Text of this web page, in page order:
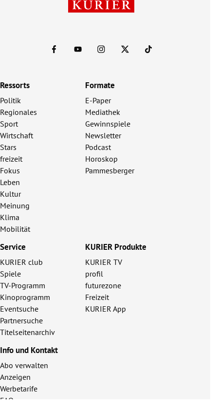
Ressorts
Politik
Regionales
Sport
Wirtschaft
Stars
freizeit
Fokus
Leben
Kultur
Meinung
Klima
Mobilität
Formate
E-Paper
Mediathek
Gewinnspiele
Newsletter
Podcast
Horoskop
Pammesberger
Service
KURIER club
Spiele
TV-Programm
Kinoprogramm
Eventsuche
Partnersuche
Titelseitenarchiv
KURIER Produkte
KURIER TV
profil
futurezone
Freizeit
KURIER App
Info und Kontakt
Abo verwalten
Anzeigen
Werbetarife
FAQ